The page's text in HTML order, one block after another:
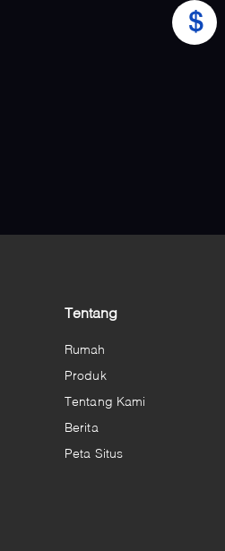
Tentang
Rumah
Produk
Tentang Kami
Berita
Peta Situs